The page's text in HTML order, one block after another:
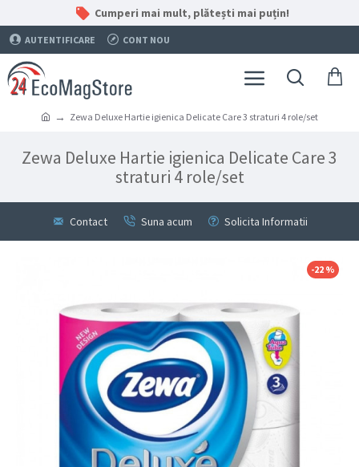
Cumperi mai mult, plătești mai puțin!
AUTENTIFICARE CONT NOU
Zewa Deluxe Hartie igienica Delicate Care 3 straturi 4 role/set
Zewa Deluxe Hartie igienica Delicate Care 3
straturi 4 role/set
Contact Suna acum Solicita Informatii
-22 %